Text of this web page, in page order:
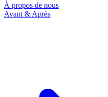
À propos de nous
Avant & Après